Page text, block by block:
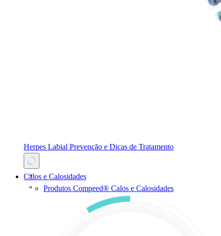
Herpes Labial Prevenção e Dicas de Tratamento
Calos e Calosidades
Produtos Compeed® Calos e Calosidades